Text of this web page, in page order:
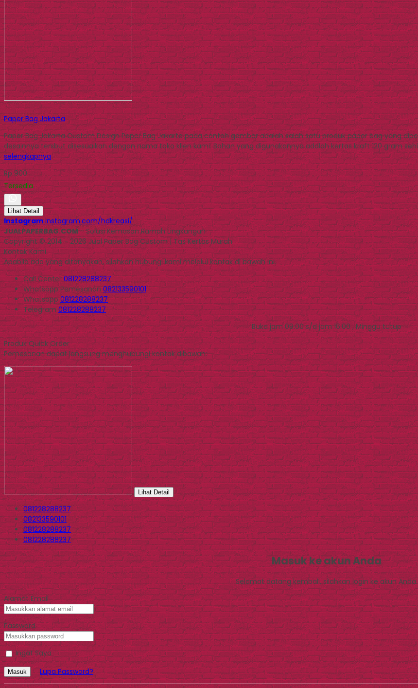
Paper Bag Jakarta
Paper Bag Jakarta Custom Design Paper Bag Jakarta pada contoh gambar adalah salah satu produk paper bag yang
desainnya tersbut disesuaikan dengan nama toko klien kami. Bahan yang digunakannya adalah kertas kraft 120 gram
selengkapnya
Rp 900
Tersedia
Lihat Detail
Instagram instagram.com/hdkreasi/
JUALPAPERBAG.COM- Solusi Kemasan Ramah Lingkungan
Copyright © 2014 - 2026 Jual Paper Bag Custom | Tas Kertas Murah
Kontak Kami
Apabila ada yang ditanyakan, silahkan hubungi kami melalui kontak di bawah ini.
Call Center081228288237
WhatsappPemesanan 082133590101
Whatsapp081228288237
Telegram081228288237
Buka jam 09.00 s/d jam 16.00 , Minggu tutup
Produk Quick Order
Pemesanan dapat langsung menghubungi kontak dibawah:
Lihat Detail
081228288237
082133590101
081228288237
081228288237
Masuk ke akun Anda
Selamat datang kembali, silahkan login ke akun Anda.
Alamat Email
Password
Ingat Saya
Masuk Lupa Password?